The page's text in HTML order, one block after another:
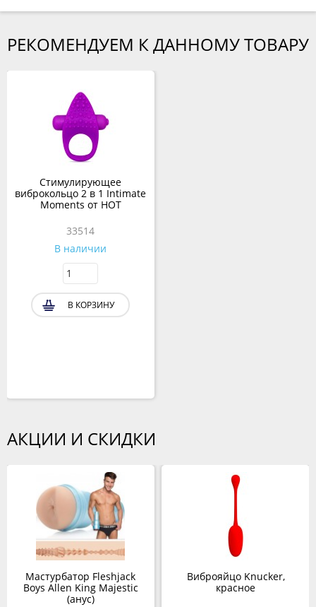
РЕКОМЕНДУЕМ К ДАННОМУ ТОВАРУ
Стимулирующее
виброкольцо 2 в 1 Intimate
Moments от HOT
33514
В наличии
В КОРЗИНУ
АКЦИИ И СКИДКИ
Мастурбатор Fleshjack
Boys Allen King Majestic
(анус)
Виброяйцо Knucker,
красное